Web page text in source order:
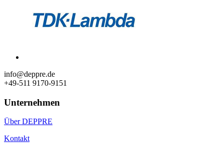
info@deppre.de
+49-511 9170-9151
Unternehmen
Über DEPPRE
Kontakt